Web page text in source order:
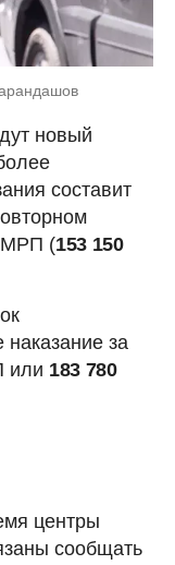
новый
составит
МРП (153 150
наказание за
или 183 780
центры
сообщать